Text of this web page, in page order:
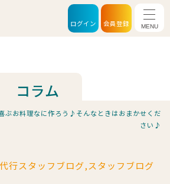
ログイン 会員登録 メニ
コラム
ぶお料理なに作ろう♪そんなときはおまかせくだ
さい♪
行スタッフブログ,スタッフブログ